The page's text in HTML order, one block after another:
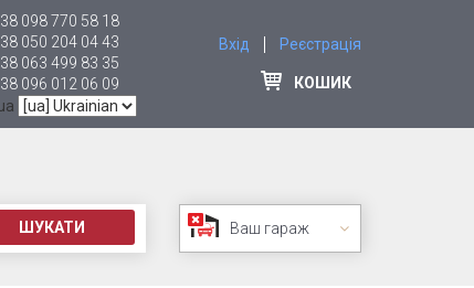
098 770 58 18
050 204 04 43
063 499 83 35
096 012 06 09
Вхід Реєстрація
КОШИК
ШУКАТИ Ваш гараж